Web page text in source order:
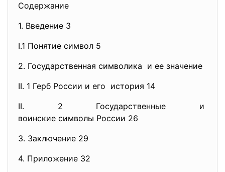
Содержание
1. Введение 3
I.1 Понятие символ 5
2. Государственная символика и ее значение
II. 1 Герб России и его история 14
II. 2 Государственные и
воинские символы России 26
3. Заключение 29
4. Приложение 32